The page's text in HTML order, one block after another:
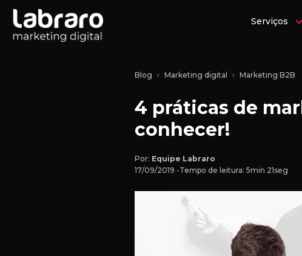
Serviços
Blog Marketing digital Marketing B2B
4 práticas de
conhecer!
Por: Equipe Labraro
17/09/2019 -Tempo de leitura: 5min 21seg